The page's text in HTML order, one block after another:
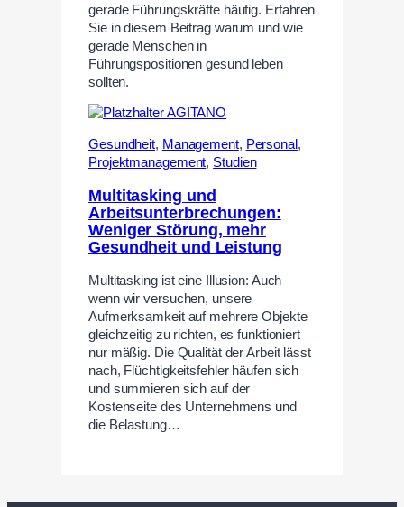
gerade Führungskräfte häufig. Erfahren
Sie in diesem Beitrag warum und wie
gerade Menschen in
Führungspositionen gesund leben
sollten.
Gesundheit, Management, Personal ,
Projektmanagement, Studien
Multitasking und
Arbeitsunterbrechungen:
Weniger Störung, mehr
Gesundheit und Leistung
Multitasking ist eine Illusion: Auch
wenn wir versuchen, unsere
Aufmerksamkeit auf mehrere Objekte
gleichzeitig zu richten, es funktioniert
nur mäßig. Die Qualität der Arbeit lässt
nach, Flüchtigkeitsfehler häufen sich
und summieren sich auf der
Kostenseite des Unternehmens und
die Belastung…